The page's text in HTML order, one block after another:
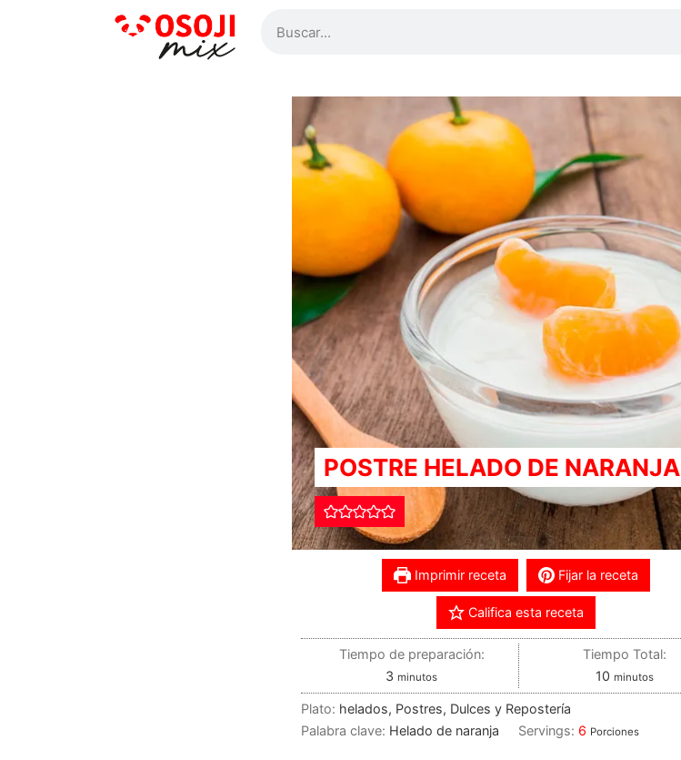
POSTRE HELADO DE NARANJA
Imprimir receta Fijar la receta
Califica esta receta
Tiempo de preparación:
3 minutos
Tiempo Total:
10 minutos
Plato: helados, Postres, Dulces y Repostería
Palabra clave: Helado de naranja Servings: 6 Porciones